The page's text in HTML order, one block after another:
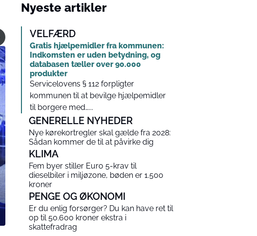
Nyeste artikler
VELFÆRD
Gratis hjælpemidler fra kommunen:
Indkomsten er uden betydning, og
databasen tæller over 90.000
produkter
Servicelovens § 112 forpligter
kommunen til at bevilge hjælpemidler
til borgere med…...
GENERELLE NYHEDER
Nye kørekortregler skal gælde fra 2028:
Sådan kommer de til at påvirke dig
KLIMA
Fem byer stiller Euro 5-krav til
dieselbiler i miljøzone, bøden er 1.500
kroner
PENGE OG ØKONOMI
Er du enlig forsørger? Du kan have ret til
op til 50.600 kroner ekstra i
skattefradrag